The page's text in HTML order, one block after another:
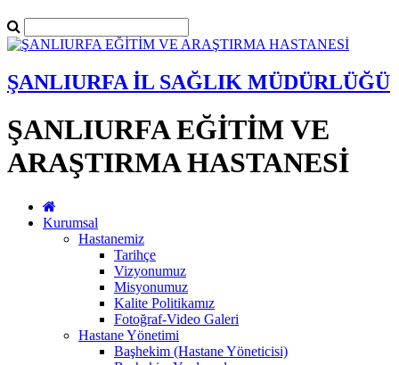
ŞANLIURFA İL SAĞLIK MÜDÜRLÜĞÜ
ŞANLIURFA EĞİTİM VE
ARAŞTIRMA HASTANESİ
Kurumsal
Hastanemiz
Tarihçe
Vizyonumuz
Misyonumuz
Kalite Politikamız
Fotoğraf-Video Galeri
Hastane Yönetimi
Başhekim (Hastane Yöneticisi)